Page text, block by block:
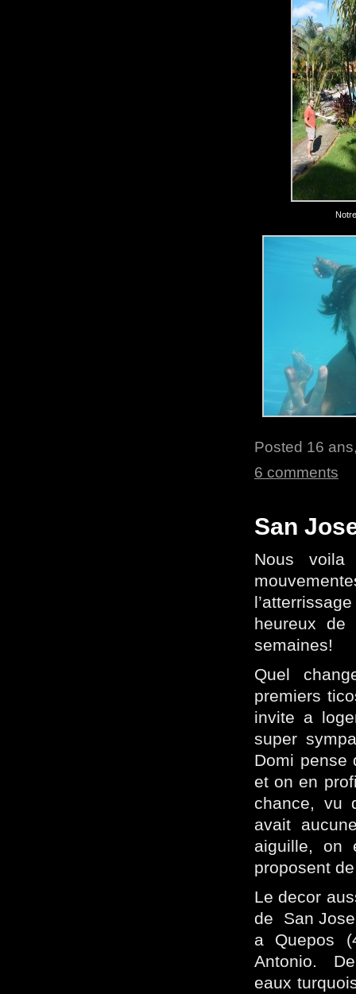
Posted 16
6 comments
San
Nous
heureux
semaines!
Quel
premiers
invite a
super
Domi pense
et on en
chance, vu
avait
aiguille, on
proposent
Le decor
de San
a Quepos
Antonio.
eaux